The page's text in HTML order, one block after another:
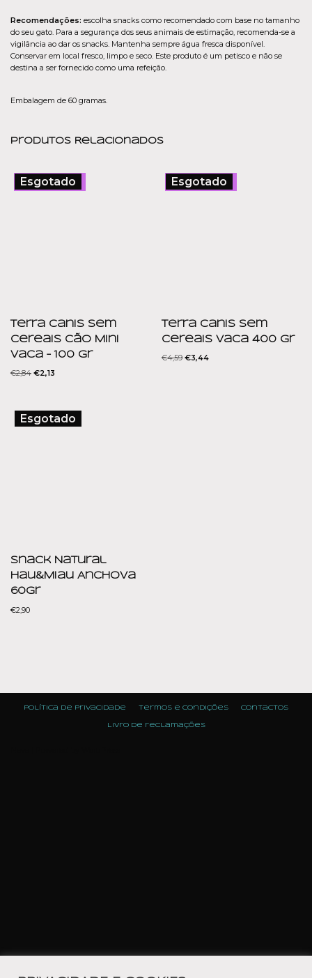
Recomendações: escolha snacks como recomendado com base no tamanho
do seu gato. Para a segurança dos seus animais de estimação, recomenda-se a
vigilância ao dar os snacks. Mantenha sempre água fresca disponível.
Conservar em local fresco, limpo e seco. Este produto é um petisco e não se
destina a ser fornecido como uma refeição.
Embalagem de 60 gramas.
Produtos Relacionados
Esgotado
Promoção!
Terra Canis Sem
Cereais Cão Mini
Vaca – 100 gr
€2,84 €2,13
Esgotado
Promoção!
Terra Canis Sem
Cereais Vaca 400 gr
€4,59 €3,44
Esgotado
Snack Natural
Hau&Miau Anchova
60gr
€2,90
Política de Privacidade Termos e condições Contactos
Livro de reclamações